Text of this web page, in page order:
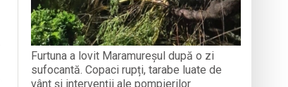
Furtuna a lovit Maramureșul după o zi
sufocantă. Copaci rupți, tarabe luate de
vânt și intervenții ale pompierilor